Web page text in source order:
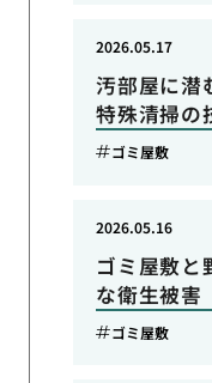
汚部屋に潜
特殊清掃の
2026.05.17
ゴミ屋敷
ゴミ屋敷と
な衛生被害
2026.05.16
ゴミ屋敷